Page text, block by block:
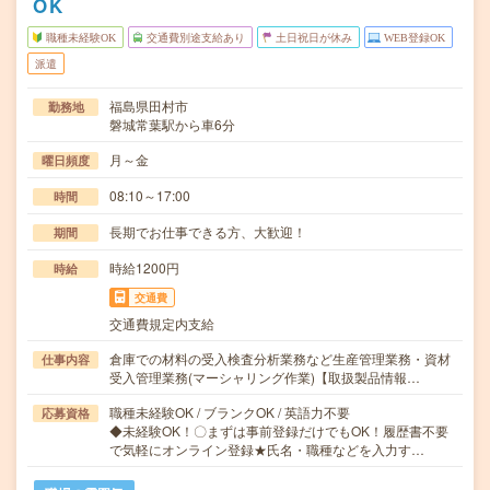
OK
職種未経験OK 交通費別途支給あり 土日祝日が休み WEB登録OK
派遣
勤務地
福島県田村市
磐城常葉駅から車6分
曜日頻度 月～金
時間 08:10～17:00
期間 長期でお仕事できる方、大歓迎！
時給 時給1200円
交通費
交通費規定内支給
仕事内容
倉庫での材料の受入検査分析業務など生産管理業務・資材
受入管理業務(マーシャリング作業)【取扱製品情報…
応募資格
職種未経験OK / ブランクOK / 英語力不要
◆未経験OK！〇まずは事前登録だけでもOK！履歴書不要
で気軽にオンライン登録★氏名・職種などを入力す…